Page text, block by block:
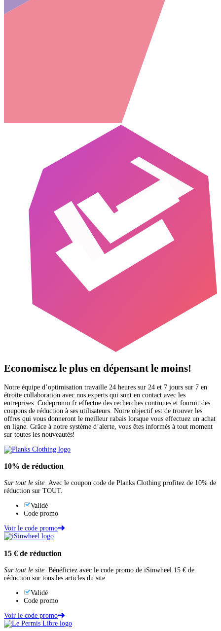
Economisez le plus en dépensant le moins!
Notre équipe d’optimisation travaille 24 heures sur 24 et 7 jours sur 7 en
étroite collaboration avec nos experts qui sont en contact avec les
entreprises. Codepromo.fr effectue des recherches continues et fournit des
coupons de réduction à ses utilisateurs. Notre objectif est de trouver les
offres qui vous donneront le meilleur rabais lorsque vous effectuez un achat
en ligne. Grâce à notre système d’alerte, vous êtes informés à tout moment
sur toutes les nouveautés!
10% de réduction
Sur tout le site. Avec le coupon code de Planks Clothing profitez de 10% de
réduction sur TOUT.
Validé
Code promo
Voir le code promo
15 € de réduction
Sur tout le site. Bénéficiez avec le code promo de iSinwheel 15 € de
réduction sur tous les articles du site.
Validé
Code promo
Voir le code promo